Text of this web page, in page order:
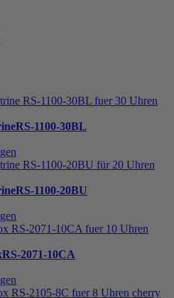
RS-1100-30BL
RS-1100-20BU
RS-2071-10CA